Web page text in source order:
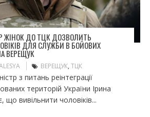
ЖІНОК ДО ТЦК ДОЗВОЛИТЬ
ДЛЯ СЛУЖБИ В БОЙОВИХ
ВЕРЕЩУК
ВЕРЕЩУК, ТЦК
з питань реінтеграції
територій України Ірина
вивільнити чоловіків...